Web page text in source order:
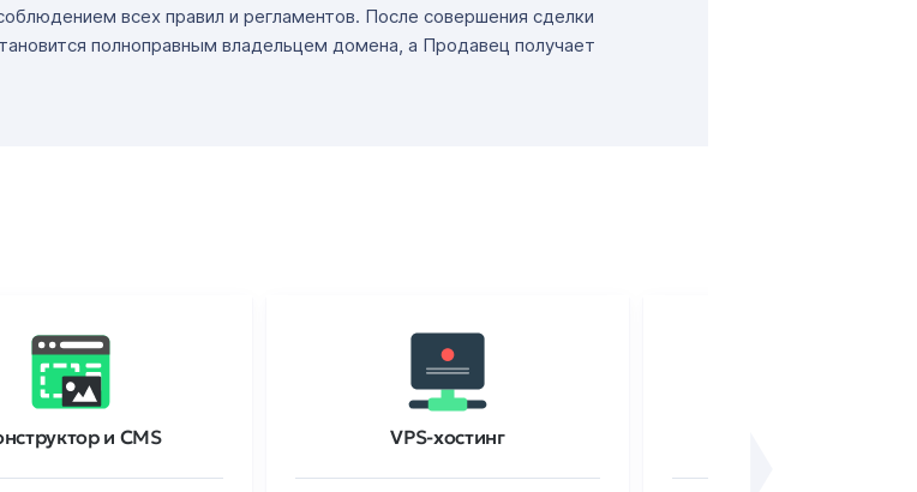
всех правил и регламентов. После совершения сделки
полноправным владельцем домена, а Продавец получает
и CMS VPS-хостинг